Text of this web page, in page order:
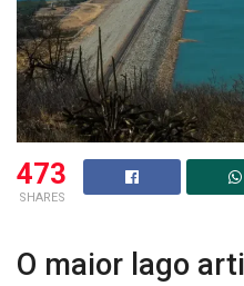
473
SHARES
O maior lago